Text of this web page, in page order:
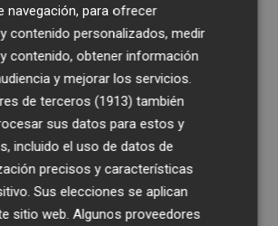
representantes de Irán,
de mutuo acuerdo que, si
seguirá en pleno vigor y
Libertad --el tránsito de
de Ormuz-- se
un breve periodo de
si el acuerdo puede
ha manifestado el
Blanca en su red social.
navegación, para ofrecer
contenido personalizados, medir
contenido, obtener información
y mejorar los servicios.
de terceros (1913) también
sus datos para estos y
incluido el uso de datos de
precisos y características
Sus elecciones se aplican
sitio web. Algunos proveedores